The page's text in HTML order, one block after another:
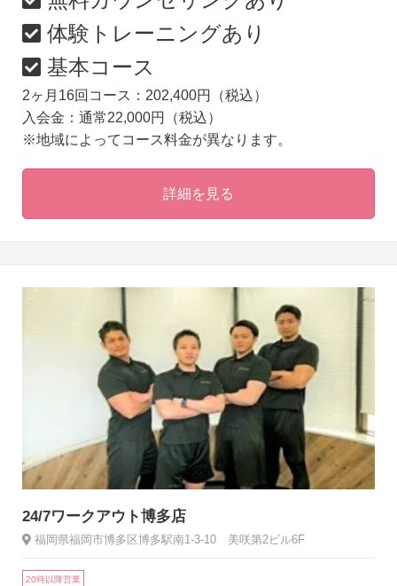
体験トレーニングあり
基本コース
2ヶ月16回コース：202,400円（税込）
入会金：通常22,000円（税込）
※地域によってコース料金が異なります。
詳細を見る
24/7ワークアウト博多店
福岡県福岡市博多区博多駅南1-3-10 美咲第2ビル6F
20時以降営業